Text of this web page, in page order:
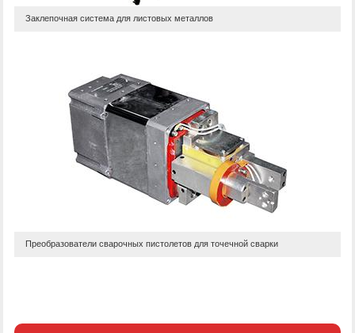
Заклепочная система для листовых металлов
Преобразователи сварочных пистолетов для точечной сварки